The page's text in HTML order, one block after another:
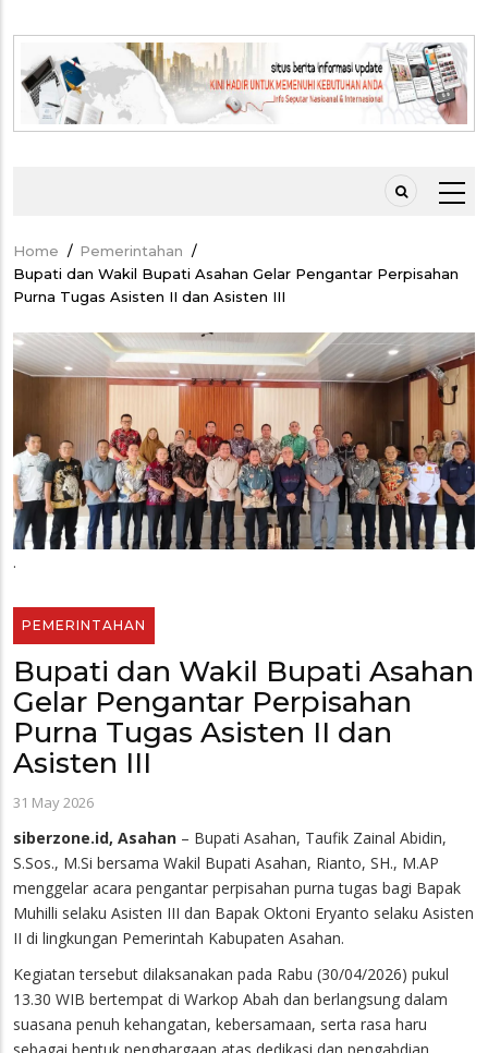
Breadcrumb
Home / Pemerintahan /
Bupati dan Wakil Bupati Asahan Gelar Pengantar Perpisahan
Purna Tugas Asisten II dan Asisten III
.
PEMERINTAHAN
Bupati dan Wakil Bupati Asahan
Gelar Pengantar Perpisahan
Purna Tugas Asisten II dan
Asisten III
31 May 2026
siberzone.id, Asahan – Bupati Asahan, Taufik Zainal Abidin,
S.Sos., M.Si bersama Wakil Bupati Asahan, Rianto, SH., M.AP
menggelar acara pengantar perpisahan purna tugas bagi Bapak
Muhilli selaku Asisten III dan Bapak Oktoni Eryanto selaku Asisten
II di lingkungan Pemerintah Kabupaten Asahan.
Kegiatan tersebut dilaksanakan pada Rabu (30/04/2026) pukul
13.30 WIB bertempat di Warkop Abah dan berlangsung dalam
suasana penuh kehangatan, kebersamaan, serta rasa haru